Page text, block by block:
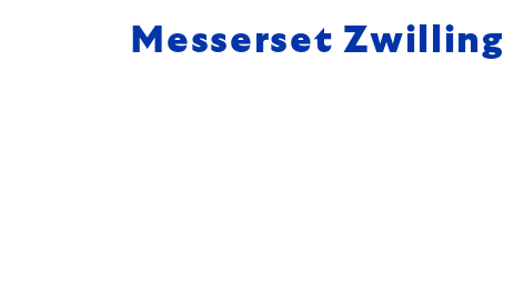
Messerset Zwilling